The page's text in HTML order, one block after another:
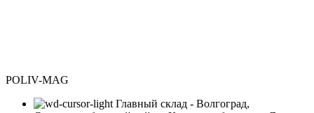
POLIV-MAG
Главный склад - Волгоград,